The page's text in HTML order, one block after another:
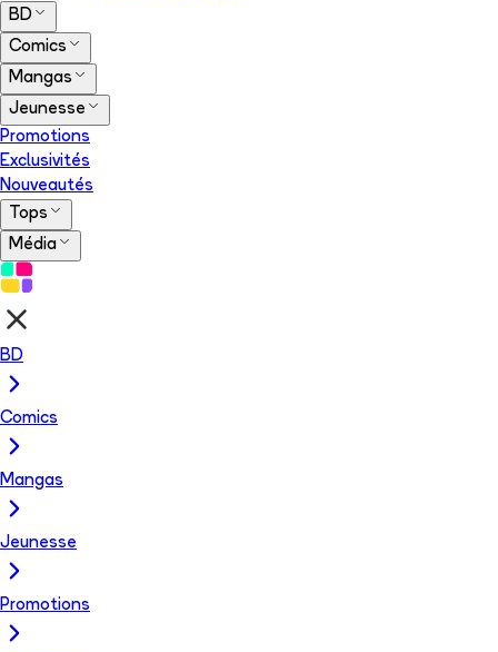
BD
Comics
Mangas
Jeunesse
Promotions
Exclusivités
Nouveautés
Tops
Média
BD
Comics
Mangas
Jeunesse
Promotions